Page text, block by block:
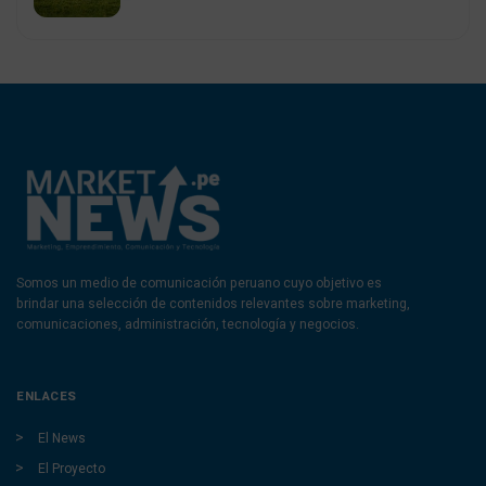
Somos un medio de comunicación peruano cuyo objetivo es
brindar una selección de contenidos relevantes sobre marketing,
comunicaciones, administración, tecnología y negocios.
ENLACES
El News
El Proyecto